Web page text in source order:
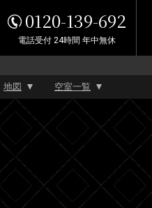
0120-139-692
電話受付 24時間 年中無休
地図 空室一覧